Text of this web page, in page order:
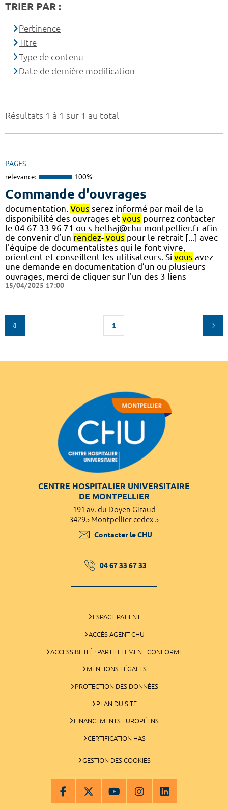
Résultats 1 à 1 sur 1 au total
PAGES
relevance: 100%
Commande d'ouvrages
documentation. Vous serez informé par mail de la
disponibilité des ouvrages et vous pourrez contacter
le 04 67 33 96 71 ou s-belhaj@chu-montpellier.fr afin
de convenir d’un rendez- vous pour le retrait [...] avec
l'équipe de documentalistes qui le font vivre,
orientent et conseillent les utilisateurs. Si vous avez
une demande en documentation d’un ou plusieurs
ouvrages, merci de cliquer sur l'un des 3 liens
15/04/2025 17:00
1
TRIER PAR :
Pertinence
Titre
Type de contenu
Date de dernière modification
CENTRE HOSPITALIER UNIVERSITAIRE
DE MONTPELLIER
191 av. du Doyen Giraud
34295 Montpellier cedex 5
Contacter le CHU
04 67 33 67 33
ESPACE PATIENT
ACCÈS AGENT CHU
ACCESSIBILITÉ : PARTIELLEMENT CONFORME
MENTIONS LÉGALES
PROTECTION DES DONNÉES
PLAN DU SITE
FINANCEMENTS EUROPÉENS
CERTIFICATION HAS
GESTION DES COOKIES